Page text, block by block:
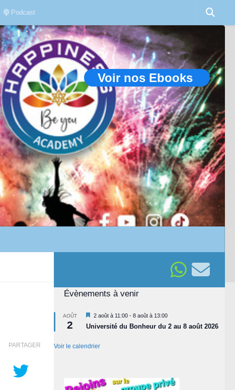
Podcast
Voir nos Ebooks
PARTAGER
Évènements à venir
AOÛT
2
Mis
en
avant
2 août à 11:00 - 8 août à 13:00
Université du Bonheur du 2 au 8 août 2026
Voir le calendrier